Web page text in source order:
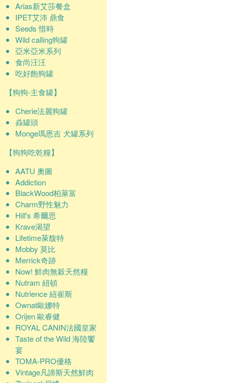
Arias新艾莎餐盒
IPET艾沛 鼎食
Seeds 惜時
Wild calling狗罐
亞米亞米系列
食尚汪汪
吃好飽狗罐
【狗狗-主食罐】
Cherie法麗狗罐
猋罐頭
Monge瑪恩吉 犬罐系列
【狗狗吃乾糧】
AATU 奧圖
Addiction
BlackWood柏萊富
Charm野性魅力
Hill's 希爾思
Krave渴望
Lifetime萊馥特
Mobby 莫比
Merrick奇跡
Now! 鮮肉無穀天然糧
Nutram 紐頓
Nutrience 紐崔斯
Ownat歐娜特
Orijen 歐睿健
ROYAL CANIN法國皇家
Taste of the Wild 海陸饗
宴
TOMA-PRO優格
Vintage凡諦斯天然鮮肉